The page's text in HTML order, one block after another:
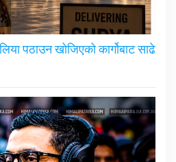
पठाउन खोजिएको कार्गोबाट साढे